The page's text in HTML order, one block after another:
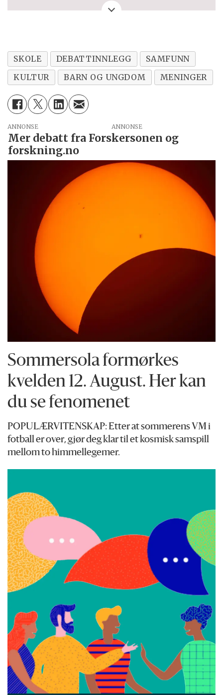
debattinnlegget. Eller spørsmål, ros eller
SKOLE DEBATTINNLEGG
SAMFUNN
KULTUR
BARN OG UNGDOM MENINGER
ANNONSE
Mer debatt fra Forskersonen og
forskning.no
Sommersola formørkes
kvelden 12. August. Her kan
du se fenomenet
POPULÆRVITENSKAP: Etter at sommerens VM i
fotball er over, gjør deg klar til et kosmisk samspill
mellom to himmellegemer.